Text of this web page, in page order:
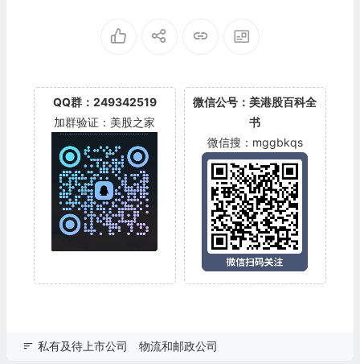
QQ群：249342519
加群验证：美股之家
微信公号：美港股百科全
书
微信搜：mggbkqs
私有及待上市公司 物流和邮政公司